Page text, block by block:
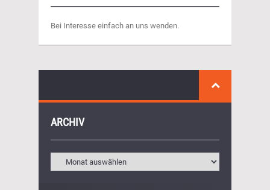
Bei Interesse einfach an uns wenden.
ARCHIV